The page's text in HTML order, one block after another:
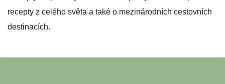
recepty z celého světa a také o mezinárodních cestovních
destinacích.